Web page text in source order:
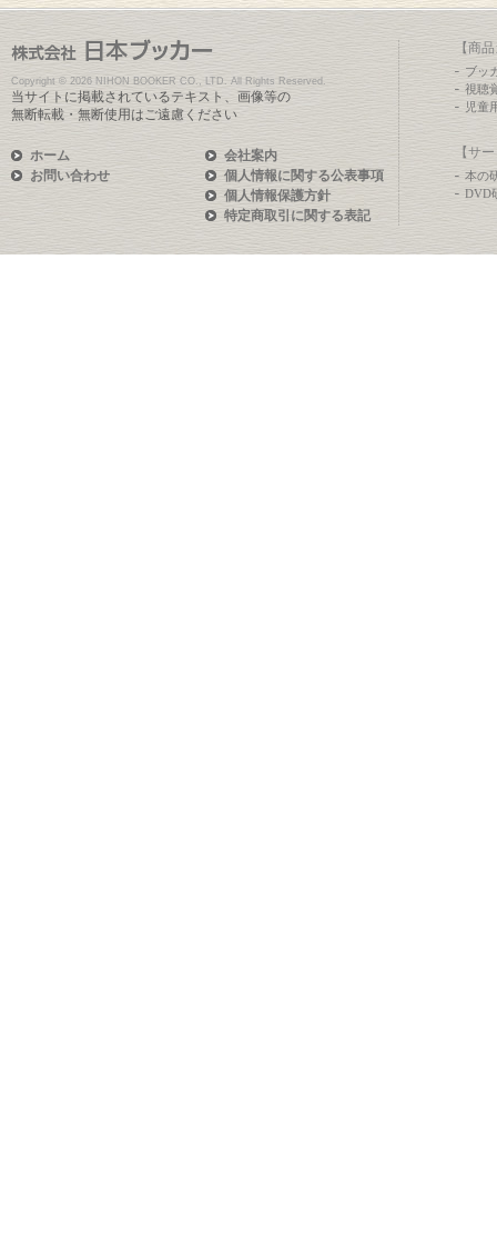
Copyright © 2026 NIHON BOOKER CO., LTD. All Rights Reserved.
当サイトに掲載されているテキスト、画像等の
無断転載・無断使用はご遠慮ください
ホーム
お問い合わせ
会社案内
個人情報に関する公表事項
個人情報保護方針
特定商取引に関する表記
【商
ブッ
視聴
児童
【サ
本の
DVD